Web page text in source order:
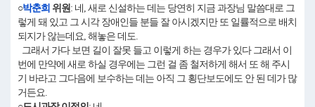
○박춘희 위원: 네, 새로 신설하는 데는 당연히 지금 과장님 말씀대로 그
렇게 돼 있고 그 시각 장애인들 분들 잘 아시겠지만 또 일률적으로 배치
되지가 않는데요, 해놓은 데도.
그래서 가다 보면 길이 잘못 들고 이렇게 하는 경우가 있다 그래서 이
번에 만약에 새로 하실 경우에는 그런 걸 좀 철저하게 해서 또 해 주시
기 바라고 그다음에 보수하는 데는 아직 그 횡단보도에도 안 된 데가 많
거든요.